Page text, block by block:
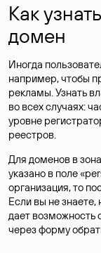
Как
домен
Иногда
например, чтобы
рекламы. Узнать
во всех случаях:
уровне
реестров.
Для доменов в
указано в поле
организация, то
Если вы не
дает возможность
через форму